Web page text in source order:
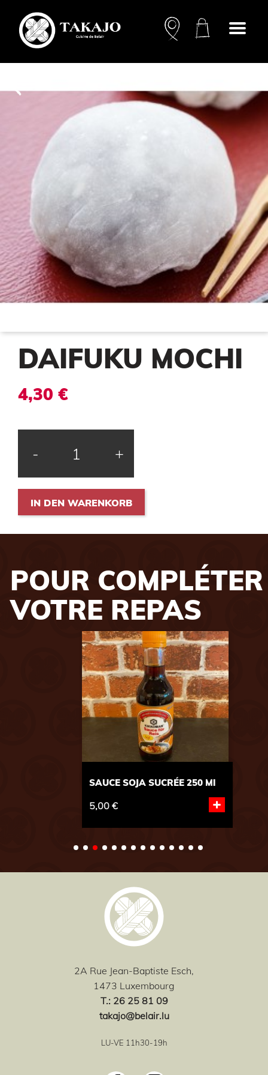
Open
DAIFUKU MOCHI
4,30 €
- +
IN DEN WARENKORB
POUR COMPLÉTER
VOTRE REPAS
SAUCE SOJA SUCRÉE 250 Ml
2A Rue Jean-Baptiste Esch,
1473 Luxembourg
T.: 26 25 81 09
takajo@belair.lu
LU-VE 11h30-19h